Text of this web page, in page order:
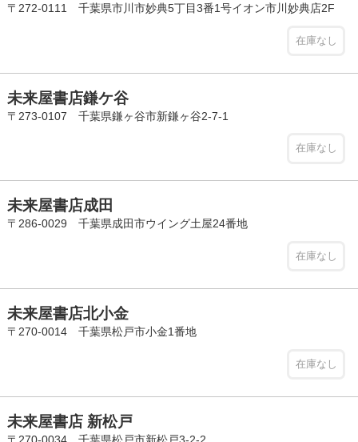
〒272-0111 千葉県市川市妙典5丁目3番1号イオン市川妙典店2F
在庫なし
未来屋書店鎌ケ谷
〒273-0107 千葉県鎌ヶ谷市新鎌ヶ谷2-7-1
在庫なし
未来屋書店成田
〒286-0029 千葉県成田市ウイング土屋24番地
在庫なし
未来屋書店北小金
〒270-0014 千葉県松戸市小金1番地
在庫なし
未来屋書店 新松戸
〒270-0034 千葉県松戸市新松戸3-2-2